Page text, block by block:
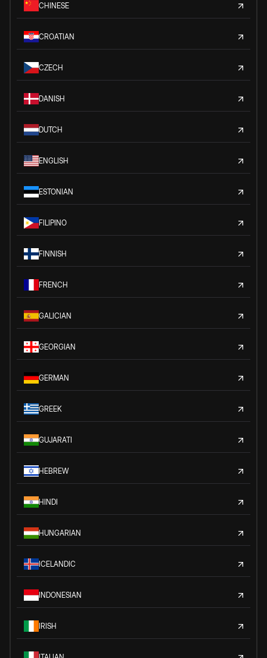
CHINESE
CROATIAN
CZECH
DANISH
DUTCH
ENGLISH
ESTONIAN
FILIPINO
FINNISH
FRENCH
GALICIAN
GEORGIAN
GERMAN
GREEK
GUJARATI
HEBREW
HINDI
HUNGARIAN
ICELANDIC
INDONESIAN
IRISH